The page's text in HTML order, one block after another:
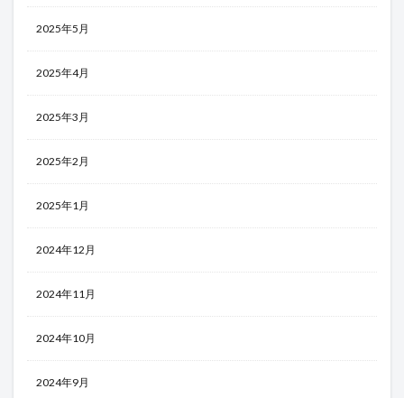
2025年5月
2025年4月
2025年3月
2025年2月
2025年1月
2024年12月
2024年11月
2024年10月
2024年9月